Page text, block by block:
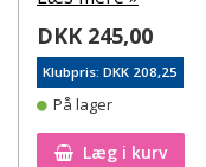
DKK 245,00
Klubpris: DKK 208,25
På lager
Læg i kurv